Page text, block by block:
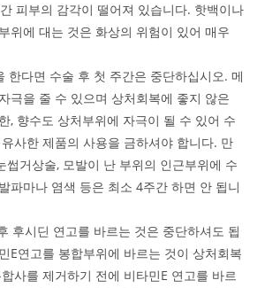
피부의 감각이 떨어져 있습니다. 핫백이나
위에 대는 것은 화상의 위험이 있어 매우
한다면 수술 후 첫 주간은 중단하십시오. 메
극을 줄 수 있으며 상처회복에 좋지 않은
, 향수도 상처부위에 자극이 될 수 있어 수
사한 제품의 사용을 금하셔야 합니다. 만
썹거상술, 모발이 난 부위의 인근부위에 수
파마나 염색 등은 최소 4주간 하면 안 됩니
후시딘 연고를 바르는 것은 중단하셔도 됩
E연고를 봉합부위에 바르는 것이 상처회복
사를 제거하기 전에 비타민E 연고를 바르